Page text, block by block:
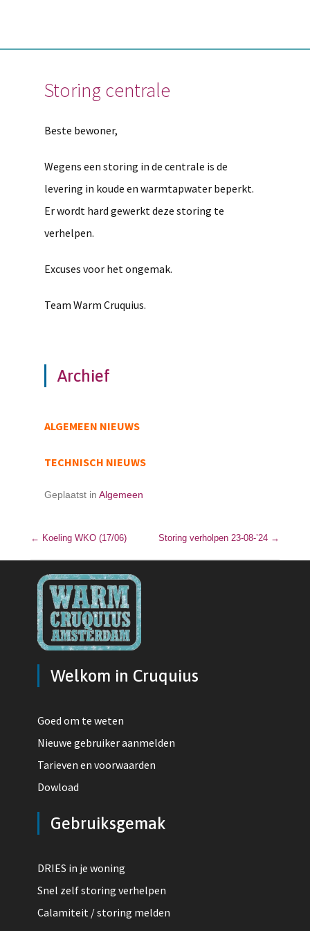
Archief
ALGEMEEN NIEUWS
TECHNISCH NIEUWS
Storing centrale
Beste bewoner,
Wegens een storing in de centrale is de
levering in koude en warmtapwater beperkt.
Er wordt hard gewerkt deze storing te
verhelpen.
Excuses voor het ongemak.
Team Warm Cruquius.
Geplaatst in Algemeen
Bericht navigatie
← Koeling WKO (17/06) Storing verholpen 23-08-’24 →
Welkom in Cruquius
Goed om te weten
Nieuwe gebruiker aanmelden
Tarieven en voorwaarden
Dowload
Gebruiksgemak
DRIES in je woning
Snel zelf storing verhelpen
Calamiteit / storing melden